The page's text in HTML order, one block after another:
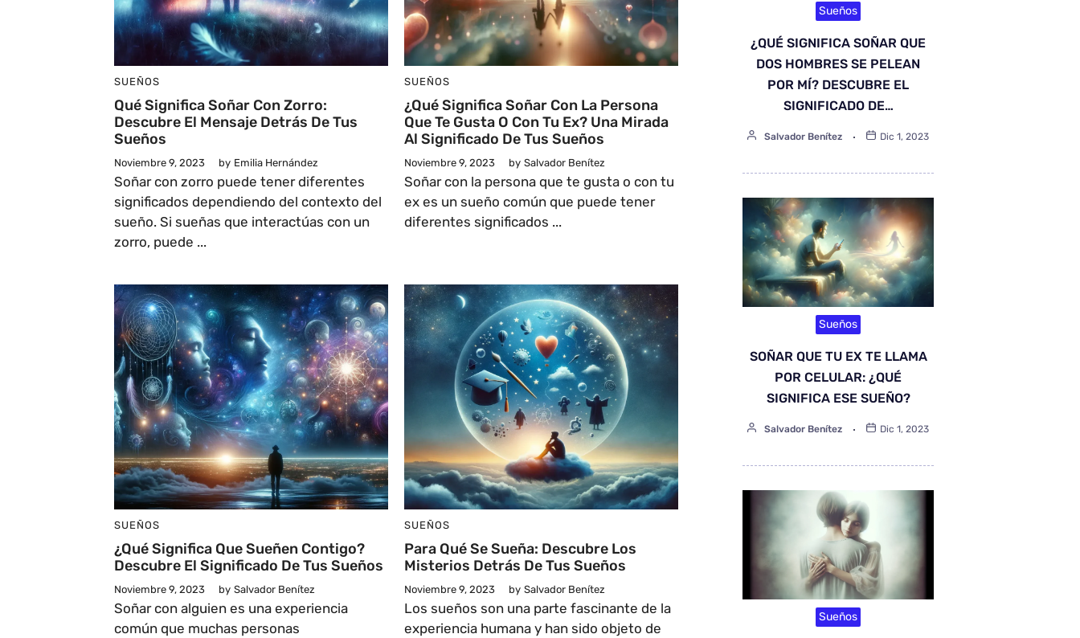
SUEÑOS
Qué Significa Soñar Con Zorro:
Descubre El Mensaje Detrás De Tus
Sueños
Noviembre 9, 2023 by Emilia Hernández
Soñar con zorro puede tener diferentes
significados dependiendo del contexto del
sueño. Si sueñas que interactúas con un
zorro, puede ...
SUEÑOS
¿Qué Significa Soñar Con La Persona
Que Te Gusta O Con Tu Ex? Una Mirada
Al Significado De Tus Sueños
Noviembre 9, 2023 by Salvador Benítez
Soñar con la persona que te gusta o con tu
ex es un sueño común que puede tener
diferentes significados ...
SUEÑOS
¿Qué Significa Que Sueñen Contigo?
Descubre El Significado De Tus Sueños
Noviembre 9, 2023 by Salvador Benítez
Soñar con alguien es una experiencia
común que muchas personas
SUEÑOS
Para Qué Se Sueña: Descubre Los
Misterios Detrás De Tus Sueños
Noviembre 9, 2023 by Salvador Benítez
Los sueños son una parte fascinante de la
experiencia humana y han sido objeto de
Sueños
¿QUÉ SIGNIFICA SOÑAR QUE
DOS HOMBRES SE PELEAN
POR MÍ? DESCUBRE EL
SIGNIFICADO DE…
Salvador Benítez Dic 1, 2023
Sueños
SOÑAR QUE TU EX TE LLAMA
POR CELULAR: ¿QUÉ
SIGNIFICA ESE SUEÑO?
Salvador Benítez Dic 1, 2023
Sueños